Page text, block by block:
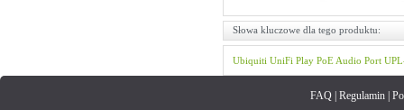
Słowa kluczowe dla tego produktu:
Ubiquiti UniFi Play PoE Audio Port
FAQ| Regulamin|